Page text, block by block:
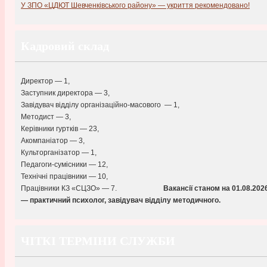
У ЗПО «ЦДЮТ Шевченківського району» — укриття рекомендовано!
Директор — 1,
Заступник директора — 3,
Завідувач відділу організаційно-масового — 1,
Методист — 3,
Керівники гуртків — 23,
Акомпаніатор — 3,
Культорганізатор — 1,
Педагоги-сумісники — 12,
Технічні працівники — 10,
Працівники КЗ «СЦЗО» — 7.
Вакансії станом на 01.08
— практичний психолог, завідувач відділу методичного.